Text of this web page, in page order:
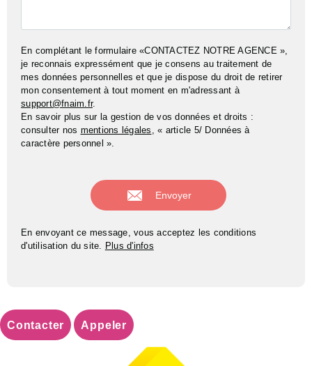
En complétant le formulaire «CONTACTEZ NOTRE AGENCE »,
je reconnais expressément que je consens au traitement de
mes données personnelles et que je dispose du droit de retirer
mon consentement à tout moment en m'adressant à
support@fnaim.fr.
En savoir plus sur la gestion de vos données et droits :
consulter nos mentions légales , « article 5/ Données à
caractère personnel ».
En envoyant ce message, vous acceptez les conditions
d'utilisation du site. Plus d'infos
Contacter Appeler